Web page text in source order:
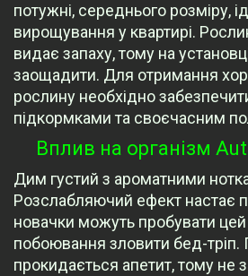
потужні, середнього розміру,
вирощування у квартирі.
видає запаху, тому на
заощадити. Для отримання
рослину необхідно
підкормками та своєчасним
Вплив на організм
Дим густий з ароматними
Розслабляючий ефект настає
новачки можуть пробувати цей
побоювання зловити бед-тріп.
прокидається апетит, тому не